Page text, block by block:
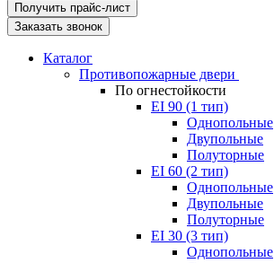
Получить прайс-лист
Заказать звонок
Каталог
Противопожарные двери
По огнестойкости
EI 90 (1 тип)
Однопольные
Двупольные
Полуторные
EI 60 (2 тип)
Однопольные
Двупольные
Полуторные
EI 30 (3 тип)
Однопольные